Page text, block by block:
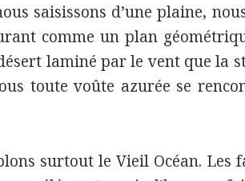
saisissons d’une plaine,
comme un plan
laminé par le vent que la
toute voûte azurée se
surtout le Vieil Océan. Les